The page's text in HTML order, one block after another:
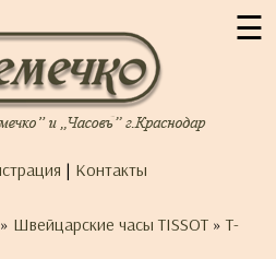
☰
| Контакты
» Швейцарские часы TISSOT »T-